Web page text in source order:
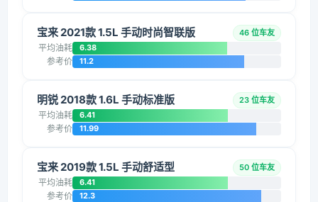
宝来 2021款 1.5L 手动时尚智联版 46 位车友
平均油耗 6.38
参考价 11.2
明锐 2018款 1.6L 手动标准版 23 位车友
平均油耗 6.41
参考价 11.99
宝来 2019款 1.5L 手动舒适型 50 位车友
平均油耗 6.41
参考价 12.3